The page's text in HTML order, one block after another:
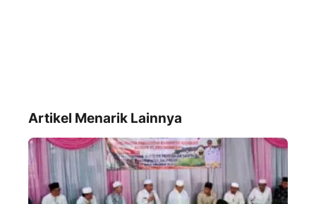
Artikel Menarik Lainnya